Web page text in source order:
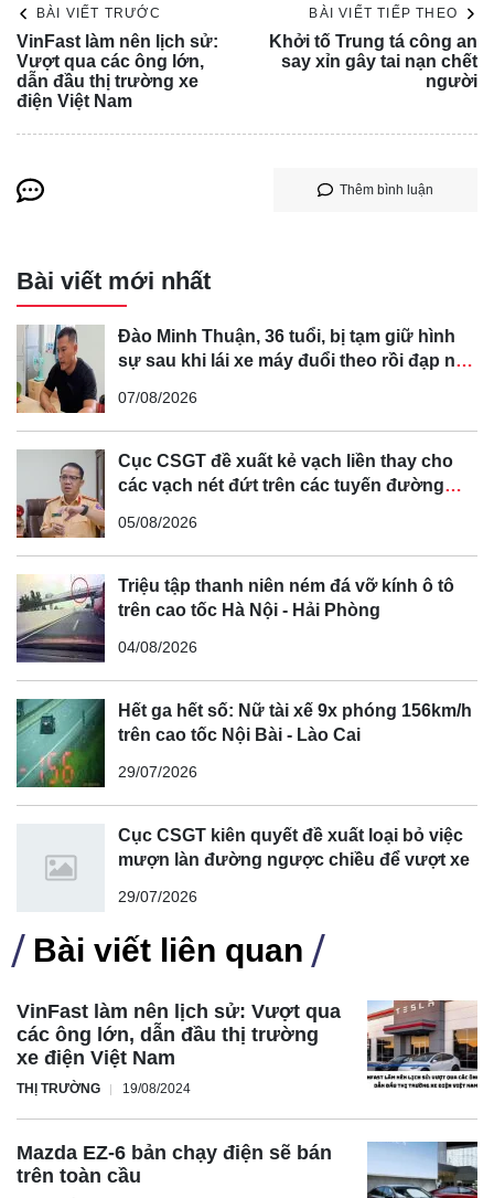
BÀI VIẾT TRƯỚC
VinFast làm nên lịch sử:
Vượt qua các ông lớn,
dẫn đầu thị trường xe
điện Việt Nam
BÀI VIẾT TIẾP THEO
Khởi tố Trung tá công an
say xỉn gây tai nạn chết
người
Thêm bình luận
Bài viết mới nhất
Đào Minh Thuận, 36 tuổi, bị tạm giữ hình
sự sau khi lái xe máy đuổi theo rồi đạp ngã
07/08/2026
Cục CSGT đề xuất kẻ vạch liền thay cho
các vạch nét đứt trên các tuyến đường
05/08/2026
Triệu tập thanh niên ném đá vỡ kính ô tô
trên cao tốc Hà Nội - Hải Phòng
04/08/2026
Hết ga hết số: Nữ tài xế 9x phóng 156km/h
trên cao tốc Nội Bài - Lào Cai
29/07/2026
Cục CSGT kiên quyết đề xuất loại bỏ việc
mượn làn đường ngược chiều để vượt xe
29/07/2026
Bài viết liên quan
VinFast làm nên lịch sử: Vượt qua
các ông lớn, dẫn đầu thị trường
xe điện Việt Nam
THỊ TRƯỜNG 19/08/2024
Mazda EZ-6 bản chạy điện sẽ bán
trên toàn cầu